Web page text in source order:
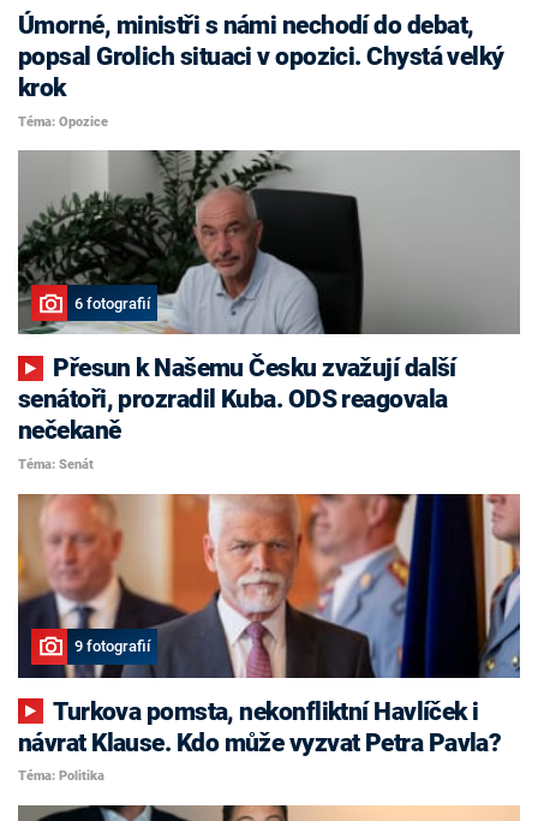
Úmorné, ministři s námi nechodí do debat,
popsal Grolich situaci v opozici. Chystá velký
krok
Téma: Opozice
6 fotografií
senátoři, prozradil Kuba. ODS reagovala
nečekaně
Téma: Senát
9 fotografií
Turkova pomsta, nekonfliktní Havlíček i
návrat Klause. Kdo může vyzvat Petra Pavla?
Téma: Politika